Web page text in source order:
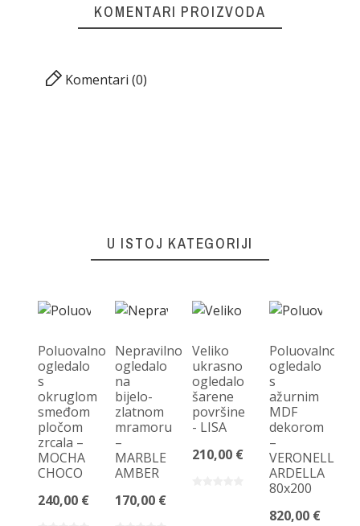
KOMENTARI PROIZVODA
Komentari (0)
U ISTOJ KATEGORIJI
Poluovalno
ogledalo
s
okruglom
smeđom
pločom
zrcala –
MOCHA
CHOCO
240,00 €
Nepravilno
ogledalo
na
bijelo-
zlatnom
mramoru
–
MARBLE
AMBER
170,00 €
Veliko
ukrasno
ogledalo
šarene
površine
- LISA
210,00 €
Poluovalno
ogledalo
s
ažurnim
MDF
dekorom
–
VERONELLE
ARDELLA
80x200
820,00 €